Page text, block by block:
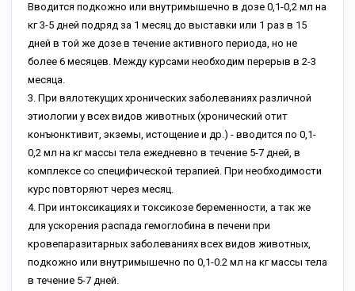
Вводится подкожно или внутримышечно в дозе 0,1-0,2 мл на
кг 3-5 дней подряд за 1 месяц до выставки или 1 раз в 15
дней в той же дозе в течение активного периода, но не
более 6 месяцев. Между курсами необходим перерыв в 2-3
месяца.
3. При вялотекущих хронических заболеваниях различной
этиологии у всех видов животных (хронический отит
конъюнктивит, экземы, истощение и др.) - вводится по 0,1-
0,2 мл на кг массы тела ежедневно в течение 5-7 дней, в
комплексе со специфической терапией. При необходимости
курс повторяют через месяц.
4. При интоксикациях и токсикозе беременности, а так же
для ускорения распада гемоглобина в печени при
кровепаразитарных заболеваниях всех видов животных,
подкожно или внутримышечно по 0,1-0.2 мл на кг массы тела
в течение 5-7 дней.